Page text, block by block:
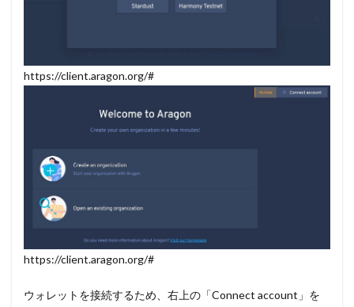
https://client.aragon.org/#
https://client.aragon.org/#
ウォレットを接続するため、右上の「Connect account」を